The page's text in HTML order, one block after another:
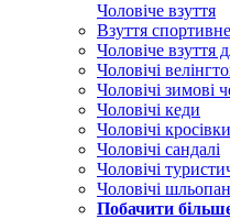
Чоловіче взуття
Взуття
Чоловіче взуття
Чоловічі
Чоловічі зимові
Чоловічі кеди
Чоловічі кросівки
Чоловічі сандалі
Чоловічі
Чоловічі
Побачити